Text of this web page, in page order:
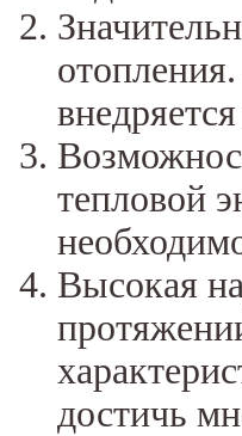
тепловой
Высокая
достичь